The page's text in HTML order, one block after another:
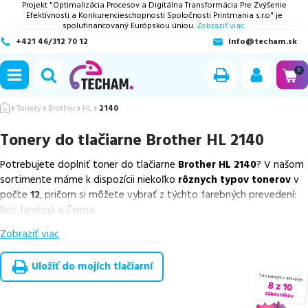
Projekt "Optimalizácia Procesov a Digitálna Transformácia Pre Zvýšenie
Efektívnosti a Konkurencieschopnosti Spoločnosti Printmania s.r.o" je
spolufinancovaný Európskou úniou. Zobraziť viac.
+421 46/312 70 12
info@techam.sk
0
Tonery Brother HL 2140
Tonery do tlačiarne Brother HL 2140
Potrebujete doplniť toner do tlačiarne Brother HL 2140? V našom
sortimente máme k dispozícii niekoľko rôznych typov tonerovv
počte 12, pričom si môžete vybrať z týchto farebných prevedení:
Bez farebná a Čierna.
Z uvedeného množstva dostupných náplní
náplnev počte3ks, ako ajcenovo výhodnejšie alternatívy,
ktoré plne zachovávajú kvalitu tlače
overené náhrady v rôznych triedach
, medzi ktoré patríšpičková
ekologicky renovovaná rada
Zobraziť viac
Uložiť do mojích tlačiarní